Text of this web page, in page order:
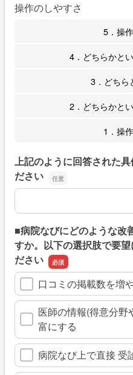
操作のしやすさ
5．操
4．どちらかと
3．どちら
2．どちらかと
1．操
上記のように回答された
ださい
上記のように回答された
■病院なびにどのような改
すか。以下の選択肢で要
ださい
口コミの掲載数を増
医師の情報(得意分野
富にする
病院なび上で直接 受